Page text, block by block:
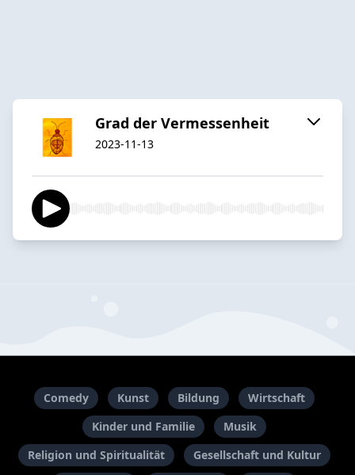
Grad der Vermessenheit
2023-11-13
Comedy Kunst Bildung
Wirtschaft
Kinder und Familie
Musik
Religion und Spiritualität
Gesellschaft und Kultur